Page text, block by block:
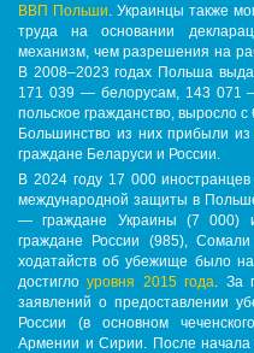
ВВП Польши . Украинцы также
труда на основании
механизм, чем разрешения на
В 2008–2023 годах Польша
171 039 — белорусам, 143 071
польское гражданство, выросло с
Большинство из них прибыли из
граждане Беларуси и России.
В 2024 году 17 000
международной защиты в
— граждане Украины (7 000)
граждане России (985),
ходатайств об убежище было
достиглоуровня 2015 года . За
заявлений о предоставлении
России (в основном
Армении и Сирии. После